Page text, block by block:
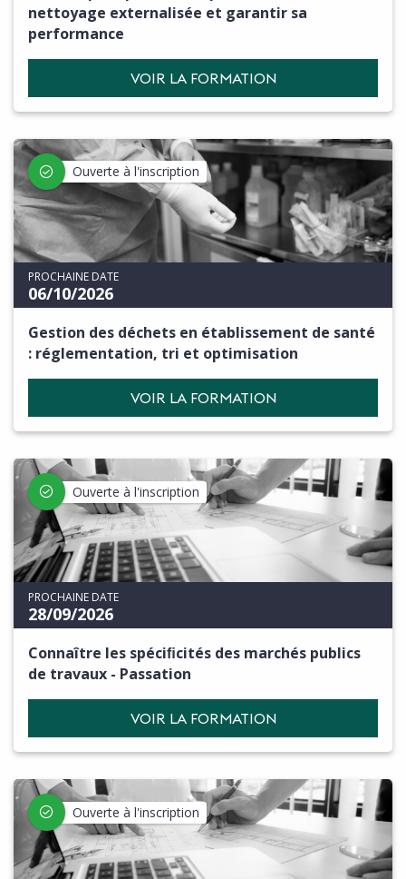
nettoyage externalisée et garantir sa
performance
VOIR LA FORMATION
Ouverte à l'inscription
PROCHAINE DATE
06/10/2026
Gestion des déchets en établissement de santé
: réglementation, tri et optimisation
VOIR LA FORMATION
Ouverte à l'inscription
PROCHAINE DATE
28/09/2026
Connaître les spéciﬁcités des marchés publics
de travaux - Passation
VOIR LA FORMATION
Ouverte à l'inscription